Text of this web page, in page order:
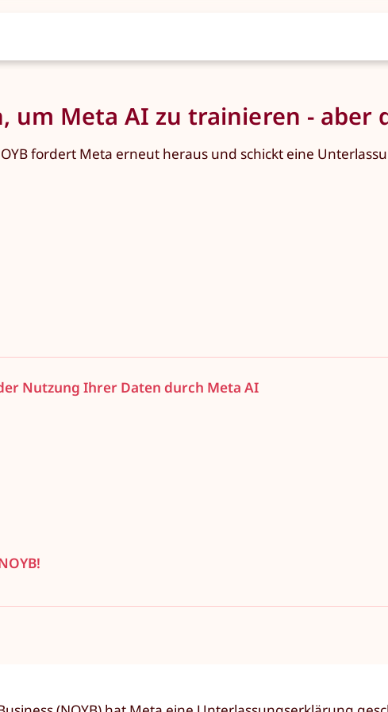
um Meta AI zu trainieren - aber
fordert Meta erneut heraus und schickt eine
Nutzung Ihrer Daten durch Meta AI